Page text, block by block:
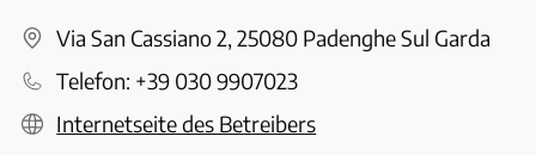
Via San Cassiano 2, 25080 Padenghe Sul Garda
Telefon: +39 030 9907023
Internetseite des Betreibers